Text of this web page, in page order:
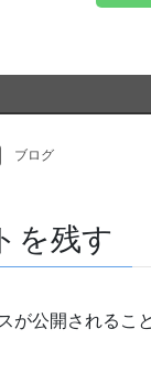
ブログ
を残す
が公開されるこ